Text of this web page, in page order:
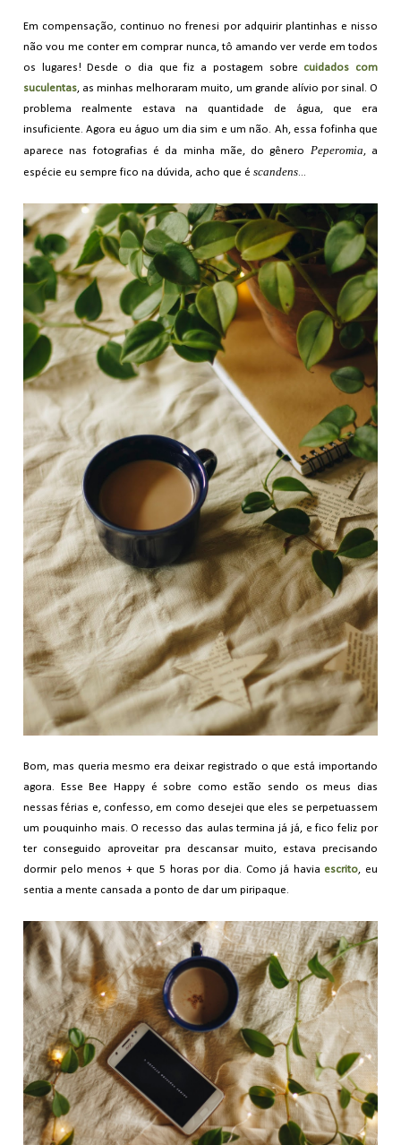
Em compensação, continuo no frenesi por adquirir plantinhas e nisso
não vou me conter em comprar nunca, tô amando ver verde em todos
os lugares! Desde o dia que fiz a postagem sobre cuidados com
suculentas , as minhas melhoraram muito, um grande alívio por sinal. O
problema realmente estava na quantidade de água, que era
insuficiente. Agora eu águo um dia sim e um não. Ah, essa fofinha que
aparece nas fotografias é da minha mãe, do gênero Peperomia , a
espécie eu sempre fico na dúvida, acho que é scandens
Bom, mas queria mesmo era deixar registrado o que está importando
agora. Esse Bee Happy é sobre como estão sendo os meus dias
nessas férias e, confesso, em como desejei que eles se perpetuassem
um pouquinho mais. O recesso das aulas termina já já, e fico feliz por
ter conseguido aproveitar pra descansar muito, estava precisando
dormir pelo menos + que 5 horas por dia. Como já havia escrito, eu
sentia a mente cansada a ponto de dar um piripaque.